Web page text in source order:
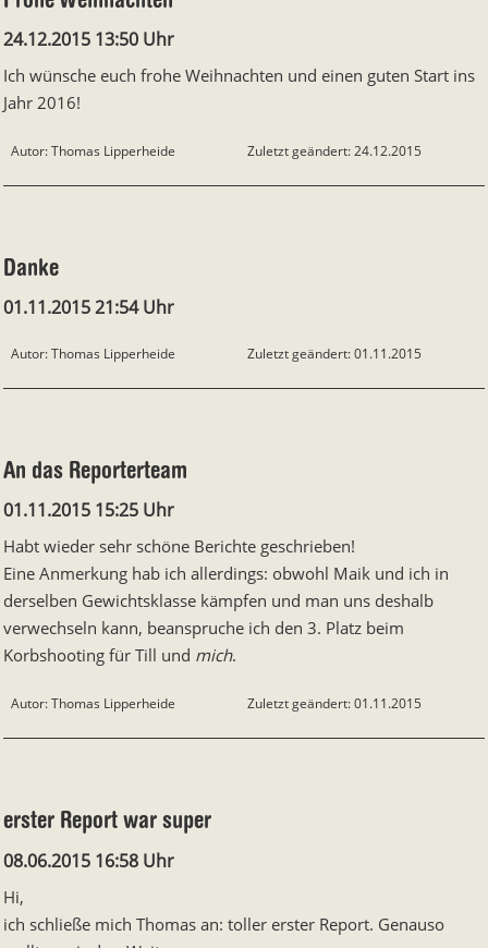
24.12.2015 13:50 Uhr
Ich wünsche euch frohe Weihnachten und einen guten Start ins
Jahr 2016!
Autor: Thomas Lipperheide Zuletzt geändert: 24.12.2015
Danke
01.11.2015 21:54 Uhr
Autor: Thomas Lipperheide Zuletzt geändert: 01.11.2015
An das Reporterteam
01.11.2015 15:25 Uhr
Habt wieder sehr schöne Berichte geschrieben!
Eine Anmerkung hab ich allerdings: obwohl Maik und ich in
derselben Gewichtsklasse kämpfen und man uns deshalb
verwechseln kann, beanspruche ich den 3. Platz beim
Korbshooting für Till und mich.
Autor: Thomas Lipperheide Zuletzt geändert: 01.11.2015
erster Report war super
08.06.2015 16:58 Uhr
Hi,
ich schließe mich Thomas an: toller erster Report. Genauso